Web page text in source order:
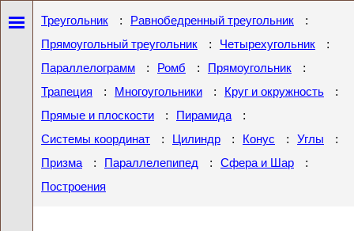
Треугольник : Равнобедренный треугольник :
Прямоугольный треугольник : Четырехугольник :
Параллелограмм : Ромб : Прямоугольник :
Трапеция : Многоугольники : Круг и окружность :
Прямые и плоскости : Пирамида :
Системы координат : Цилиндр : Конус : Углы :
Призма : Параллелепипед : Сфера и Шар :
Построения